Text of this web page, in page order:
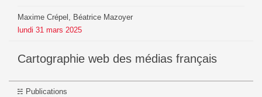
Maxime Crépel, Béatrice Mazoyer
lundi 31 mars 2025
Cartographie web des médias français
Publications